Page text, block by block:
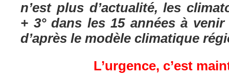
n’est plus d’actualité, les
+ 3° dans les 15 années à
d’après le modèle climatique
L’urgence, c’est